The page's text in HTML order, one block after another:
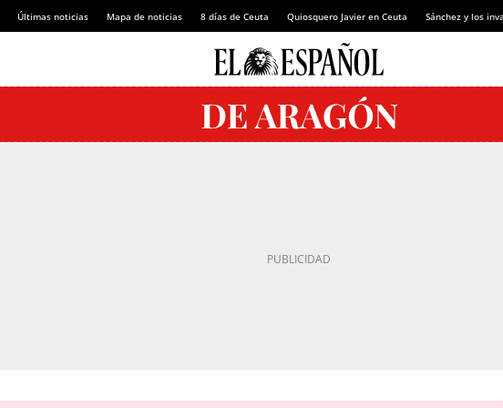
Últimas noticias Mapa de noticias 8 días de Ceuta Quiosquero Javier en Ceuta Sánchez y los